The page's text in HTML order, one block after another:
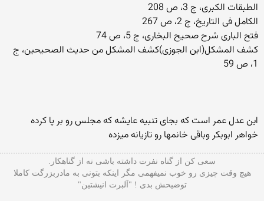
الطبقات الکبرى، ج 3، ص 208
الکامل فی التاریخ، ج 2، ص 267
فتح الباری شرح صحیح البخاری، ج 5، ص 74
کشف المشکل(ابن الجوزی)کشف المشکل من حدیث الصحیحین، ج
1، ص 59
این عدل عمر است که بجای تنبیه عایشه که مجلس رو بر پا کرده
خواهر ابوبکر وباقی خانمها رو تازیانه میزده
سعی کن از گناه نفرت داشته باشی نه از گناهکار.
هیچ وقت چیزی رو خوب نمیفهمی مگر اینکه بتونی به مادربزرگت کاملا
توضیحش بدی ! "آلبرت انیشتین"